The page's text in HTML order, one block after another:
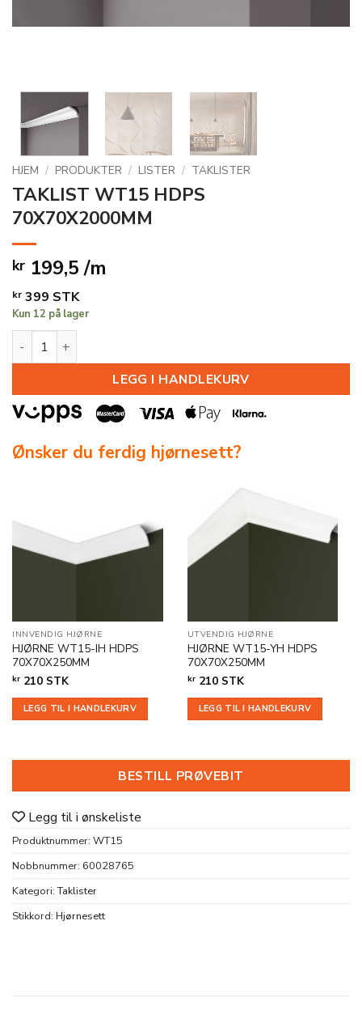
HJEM / PRODUKTER / LISTER / TAKLISTER
TAKLIST WT15 HDPS
70X70X2000MM
kr 199,5 /m
kr 399 STK
Kun 12 på lager
TAKLIST WT15 HDPS 70X70X2000MM antall
LEGG I HANDLEKURV
Ønsker du ferdig hjørnesett?
INNVENDIG HJØRNE
HJØRNE WT15-IH HDPS
70X70X250MM
kr 210 STK
LEGG TIL I HANDLEKURV
UTVENDIG HJØRNE
HJØRNE WT15-YH HDPS
70X70X250MM
kr210 STK
LEGG TIL I HANDLEKURV
BESTILL PRØVEBIT
Legg til i ønskeliste
Produktnummer: WT15
Nobbnummer: 60028765
Kategori:Taklister
Stikkord: Hjørnesett